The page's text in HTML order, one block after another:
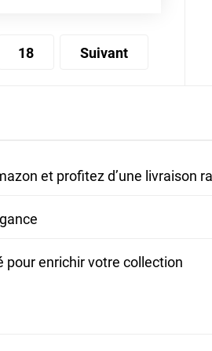
18 Suivant
et profitez d’une livraison
enrichir votre collection